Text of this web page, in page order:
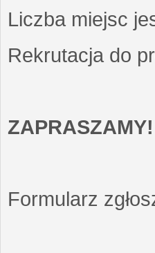
Liczba miejsc
Rekrutacja do
ZAPRASZAMY!
Formularz